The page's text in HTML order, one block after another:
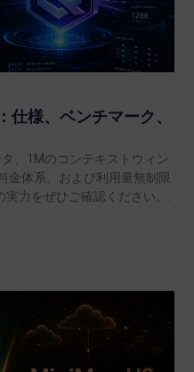
様、ベンチマーク、
、1Mのコンテキストウィン
金体系、および利用量無制限
力をぜひご確認ください。.